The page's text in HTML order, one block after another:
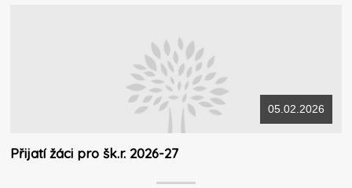
05.02.2026
Přijatí žáci pro šk.r. 2026-27